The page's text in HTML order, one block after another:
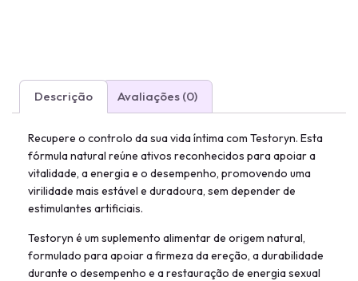
Descrição Avaliações (0)
Recupere o controlo da sua vida íntima com Testoryn. Esta
fórmula natural reúne ativos reconhecidos para apoiar a
vitalidade, a energia e o desempenho, promovendo uma
virilidade mais estável e duradoura, sem depender de
estimulantes artificiais.
Testoryn é um suplemento alimentar de origem natural,
formulado para apoiar a firmeza da ereção, a durabilidade
durante o desempenho e a restauração de energia sexual